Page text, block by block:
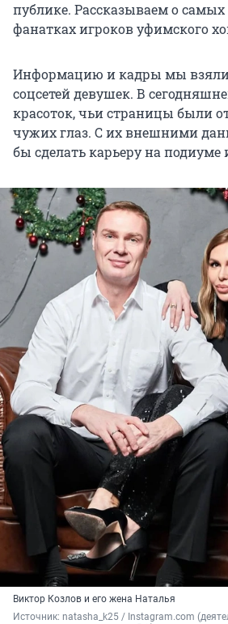
публике. Рассказываем о
фанатках игроков уфимского
Информацию и кадры мы
соцсетей девушек. В
красоток, чьи страницы были
чужих глаз. С их внешними
бы сделать карьеру на подиуме
Виктор Козлов и его жена Наталья
Источник: natasha_k25 / Instagram.com